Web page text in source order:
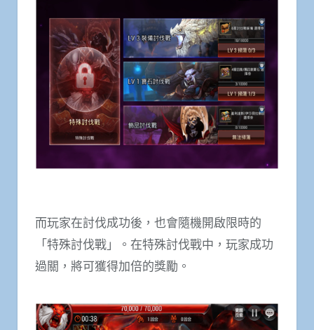
而玩家在討伐成功後，也會隨機開啟限時的
「特殊討伐戰」。在特殊討伐戰中，玩家成功
過關，將可獲得加倍的獎勵。